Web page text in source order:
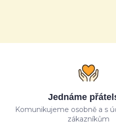
Jednáme
Komunikujeme osobně a s
zákazníkům